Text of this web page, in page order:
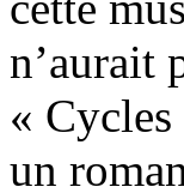
n’aurait
«
un